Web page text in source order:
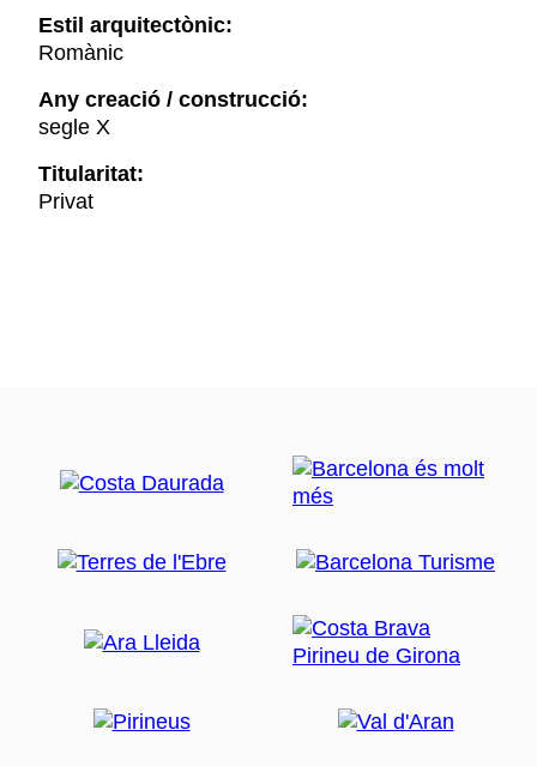
Estil arquitectònic:
Romànic
Any creació / construcció:
segle X
Titularitat:
Privat